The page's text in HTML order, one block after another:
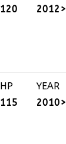
120
2012>
HP
115
YEAR
2010>